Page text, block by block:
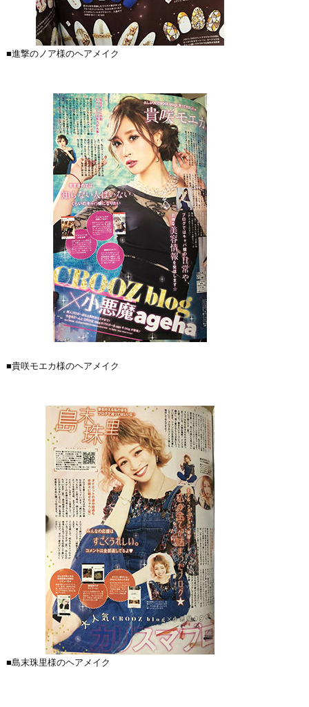
■進撃のノア様のヘアメイク
■貴咲モエカ様のヘアメイク
■島末珠里様のヘアメイク